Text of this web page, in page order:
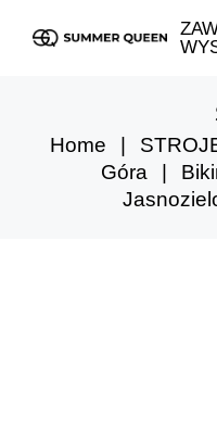
Home
Góra